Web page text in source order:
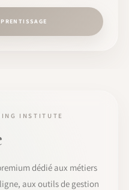
INSTITUTE
dédié aux métiers
aux outils de gestion